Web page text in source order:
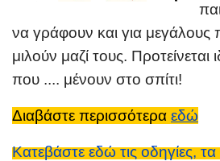
να γράφουν και για μεγάλους
μιλούν μαζί τους. Προτείνεται
που .... μένουν στο σπίτι!
Διαβάστε περισσότερα εδώ
Κατεβάστεεδώτιςοδηγίες, τα